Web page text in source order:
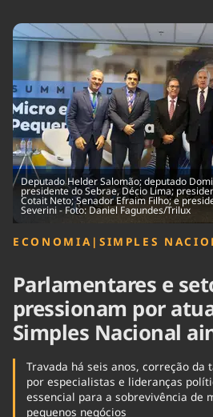
Agronegócios
Brasil
Brasil Mineral
Ciência &
Tecnologia
Cinema
Comportamento
Cultura
Economia
Educação
Infraestrutura
Internacional
Deputado Helder Salomão; deputado
presidente do Sebrae, Décio Lima;
Cotait Neto; Senador Efraim Filho; e
Severini - Foto: Daniel Fagundes/Trilux
ECONOMIA | SIMPLES
Parlamentares e
pressionam por
Simples Nacional
Travada há seis anos, correção da
por especialistas e lideranças
essencial para a sobrevivência de
pequenos negócios